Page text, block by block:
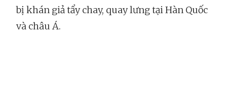
bị khán giả tẩy chay, quay lưng tại Hàn Quốc
và châu Á.